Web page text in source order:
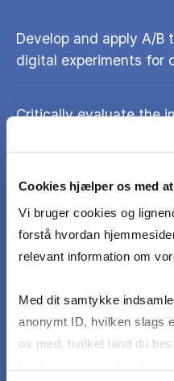
Cookies hjælper os med
Vi bruger cookies og
forstå hvordan
relevant information om
Med dit samtykke
anonymt ID, hvilken slags
os med, hvilket land du
Develop and apply A/
digital experiments for
Critically evaluate the
considerations
Design practical digital
using a mix of
approaches
Anticipate and adapt
affecting